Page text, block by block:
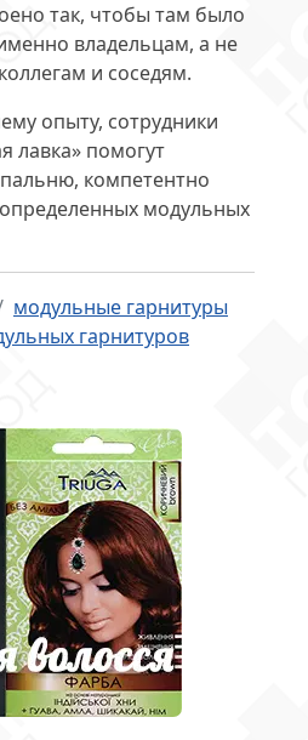
так, чтобы там было
владельцам, а не
и соседям.
опыту, сотрудники
лавка» помогут
компетентно
модульных
модульные гарнитуры
гарнитуров